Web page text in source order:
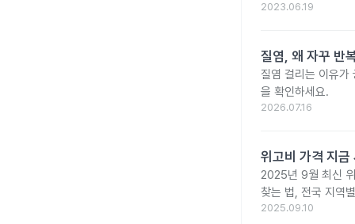
2023.06.19
질염, 왜 자꾸 반
질염 걸리는 이유가
을 확인하세요.
2026.07.16
위고비 가격 지금
2025년 9월 최신
찾는 법, 전국 지역
2025.09.10